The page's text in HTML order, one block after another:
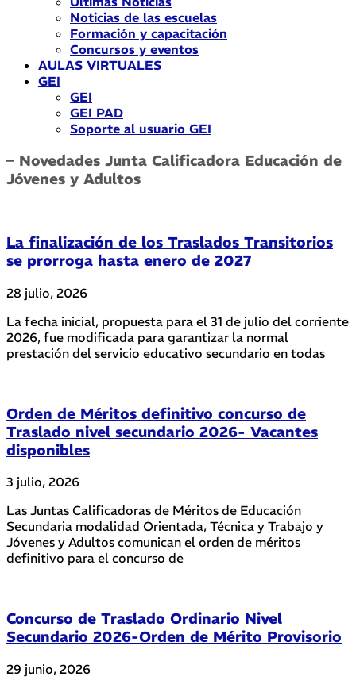
Noticias de las escuelas
Formación y capacitación
Concursos y eventos
AULAS VIRTUALES
GEI
GEI
GEI PAD
Soporte al usuario GEI
– Novedades Junta Calificadora Educación de
Jóvenes y Adultos
La finalización de los Traslados Transitorios
se prorroga hasta enero de 2027
28 julio, 2026
La fecha inicial, propuesta para el 31 de julio del corriente
2026, fue modificada para garantizar la normal
prestación del servicio educativo secundario en todas
Orden de Méritos definitivo concurso de
Traslado nivel secundario 2026- Vacantes
disponibles
3 julio, 2026
Las Juntas Calificadoras de Méritos de Educación
Secundaria modalidad Orientada, Técnica y Trabajo y
Jóvenes y Adultos comunican el orden de méritos
definitivo para el concurso de
Concurso de Traslado Ordinario Nivel
Secundario 2026-Orden de Mérito Provisorio
29 junio, 2026